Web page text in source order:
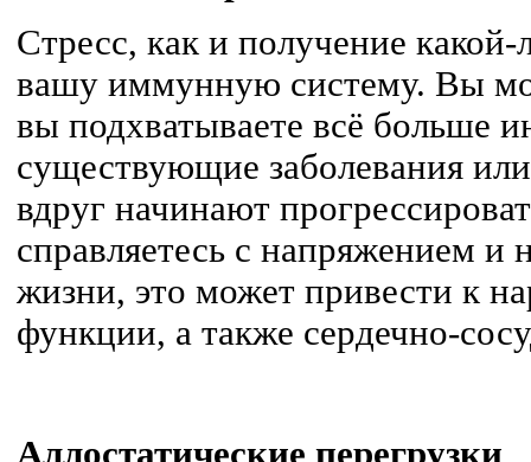
Стресс, как и получение
вашу иммунную систему. Вы
вы подхватываете всё больше
существующие заболевания
вдруг начинают
справляетесь с напряжением и
жизни, это может привести к
функции, а также сердечно-
Аллостатические перегрузки